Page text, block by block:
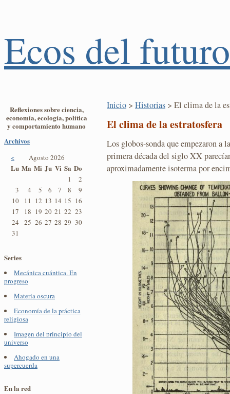
Ecos del futuro
Reflexiones sobre ciencia,
economía, ecología, política
y comportamiento humano
Archivos
< Agosto 2026
Lu Ma Mi Ju Vi Sa Do
1
2
3
4 5 6 7 8
9
10
11 12 13 14 15 16
17
18 19 20 21 22 23
24
25 26 27 28 29 30
31
Series
Mecánica cuántica. En
progreso
Materia oscura
Economía de la práctica
religiosa
Imagen del principio del
universo
Ahogado en una
supercuerda
En la red
Inicio > Historias > El clima de la
El clima de la estratosfera
Los globos-sonda que empezaron a
primera década del siglo XX
aproximadamente isoterma por